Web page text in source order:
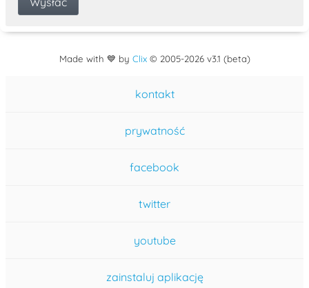
Made with 💙 by Clix© 2005-2026 v3.1 (beta)
kontakt
prywatność
facebook
twitter
youtube
zainstaluj aplikację